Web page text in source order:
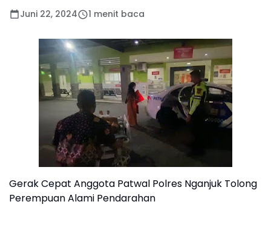
Juni 22, 2024 1 menit baca
Gerak Cepat Anggota Patwal Polres Nganjuk Tolong
Perempuan Alami Pendarahan